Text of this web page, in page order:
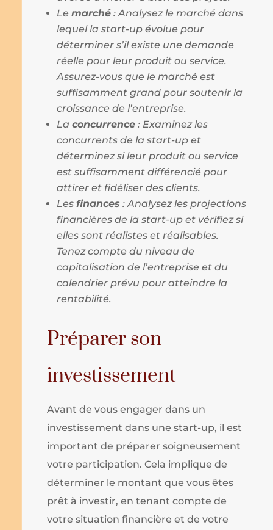
Lemarché : Analysez le marché dans
lequel la start-up évolue pour
déterminer s’il existe une demande
réelle pour leur produit ou service.
Assurez-vous que le marché est
suffisamment grand pour soutenir la
croissance de l’entreprise.
Laconcurrence : Examinez les
concurrents de la start-up et
déterminez si leur produit ou service
est suffisamment différencié pour
attirer et fidéliser des clients.
Lesfinances : Analysez les projections
financières de la start-up et vérifiez si
elles sont réalistes et réalisables.
Tenez compte du niveau de
capitalisation de l’entreprise et du
calendrier prévu pour atteindre la
rentabilité.
Préparer son
investissement
Avant de vous engager dans un
investissement dans une start-up, il est
important de préparer soigneusement
votre participation. Cela implique de
déterminer le montant que vous êtes
prêt à investir, en tenant compte de
votre situation financière et de votre